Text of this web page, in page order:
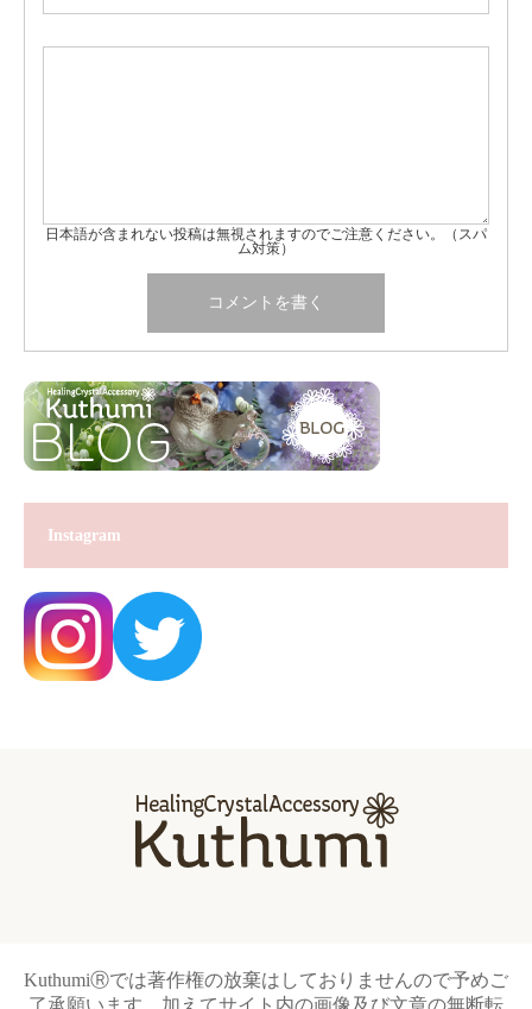
日本語が含まれない投稿は無視されますのでご注意ください。（スパ
ム対策）
Instagram
KuthumiⓇでは著作権の放棄はしておりませんので予めご
了承願います。加えてサイト内の画像及び文章の無断転